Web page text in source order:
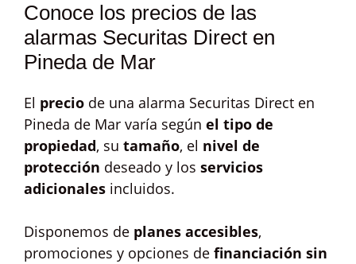
Conoce los precios de las
alarmas Securitas Direct en
Pineda de Mar
El precio de una alarma Securitas Direct en
Pineda de Mar varía según el tipo de
propiedad, su tamaño, el nivel de
protección deseado y los servicios
adicionales incluidos.
Disponemos de planes accesibles,
promociones y opciones de financiación sin